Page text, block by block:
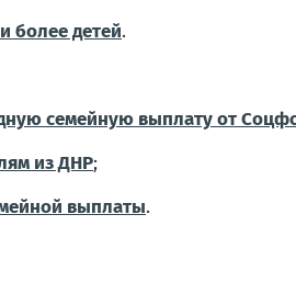
более детей.
семейную выплату от
из ДНР;
выплаты.